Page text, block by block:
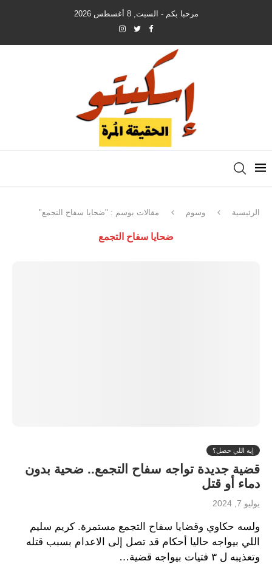
مرحبا بكم - السبت, 8 أغسطس 2026
الرئيسية وسوم مقالات بوسم : "ضحايا سفاح التجمع"
ضحايا سفاح التجمع
إيه اللي حصل؟
قضية جديدة تواجه سفاح التجمع.. ضحية بدون
دماء أو قتل
يوليو 7, 2024
ولسه حكاوي وقضايا سفاح التجمع مستمرة. كريم سليم
اللي بيواجه حاليا أحكام قد تصل إلى الاعدام بسبب قتله
وتعذيبه ل ٣ فتيات بيواجه قضية…